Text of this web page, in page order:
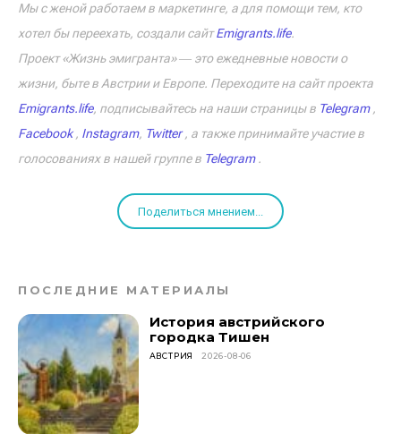
Мы с женой работаем в маркетинге, а для помощи тем, кто
хотел бы переехать, создали сайтEmigrants.life.
Проект «Жизнь эмигранта» ― это ежедневные новости о
жизни, быте в Австрии и Европе. Переходите на сайт проекта
Emigrants.life, подписывайтесь на наши страницы в Telegram,
Facebook, Instagram, Twitter, а также принимайте участие в
голосованиях в нашей группе в Telegram.
Поделиться мнением...
ПОСЛЕДНИЕ МАТЕРИАЛЫ
История австрийского
городка Тишен
АВСТРИЯ 2026-08-06